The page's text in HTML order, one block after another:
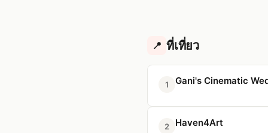
📍 ที่เที่ยว
1 Gani's Cinematic
2 Haven4Art